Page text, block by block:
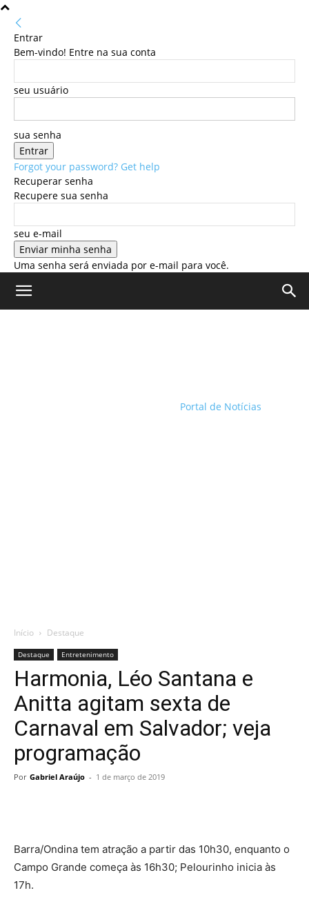
Entrar
Bem-vindo! Entre na sua conta
seu usuário
sua senha
Forgot your password? Get help
Recuperar senha
Recupere sua senha
seu e-mail
Uma senha será enviada por e-mail para você.
Portal de Notícias
Início Destaque
Destaque Entretenimento
Harmonia, Léo Santana e
Anitta agitam sexta de
Carnaval em Salvador; veja
programação
Por Gabriel Araújo - 1 de março de 2019
Barra/Ondina tem atração a partir das 10h30, enquanto o
Campo Grande começa às 16h30; Pelourinho inicia às
17h.